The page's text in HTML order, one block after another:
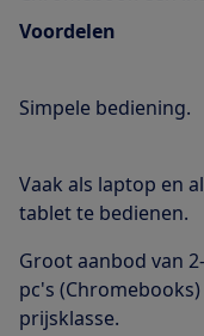
Voordelen
Simpele bediening.
Vaak als laptop en
tablet te bedienen.
Groot aanbod van
pc's
prijsklasse.